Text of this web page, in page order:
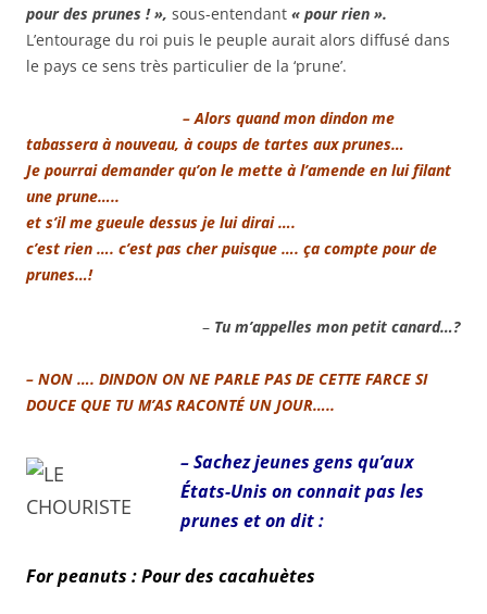
pour des prunes ! », sous-entendant « pour rien ».
L’entourage du roi puis le peuple aurait alors diffusé dans
le pays ce sens très particulier de la ‘prune’.
– Alors quand mon dindon me
tabassera à nouveau, à coups de tartes aux prunes…
Je pourrai demander qu’on le mette à l’amende en lui filant
une prune…..
et s’il me gueule dessus je lui dirai ….
c’est rien …. c’est pas cher puisque …. ça compte pour de
prunes…!
– Tu m’appelles mon petit canard…?
– NON …. DINDON ON NE PARLE PAS DE CETTE FARCE SI
DOUCE QUE TU M’AS RACONTÉ UN JOUR…..
– Sachez jeunes gens qu’aux
États-Unis on connait pas les
prunes et on dit :
For peanuts : Pour des cacahuètes